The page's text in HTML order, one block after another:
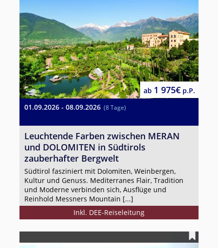
01.09.2026 - 08.09.2026 (8 Tage)
ab 1 975€ p.P.
Leuchtende Farben zwischen MERAN
und DOLOMITEN in Südtirols
zauberhafter Bergwelt
Südtirol fasziniert mit Dolomiten, Weinbergen,
Kultur und Genuss. Mediterranes Flair, Tradition
und Moderne verbinden sich, Ausflüge und
Reinhold Messners Mountain [...]
Inkl. DEE-Reiseleitung